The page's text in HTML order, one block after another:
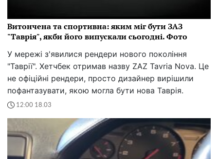
Витончена та спортивна: яким міг бути ЗАЗ
"Таврія", якби його випускали сьогодні. Фото
У мережі з'явилися рендери нового покоління
"Таврії". Хетчбек отримав назву ZAZ Tavria Nova. Це
не офіційні рендери, просто дизайнер вирішили
пофантазувати, якою могла бути нова Таврія.
12:00 18.03